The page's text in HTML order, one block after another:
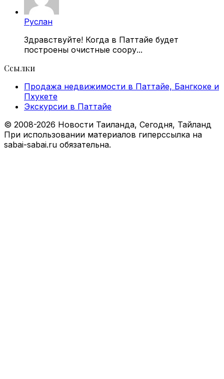
Руслан
Здравствуйте! Когда в Паттайе будет
построены очистные соору...
Ссылки
Продажа недвижимости в Паттайе, Бангкоке и
Пхукете
Экскурсии в Паттайе
© 2008-2026 Новости Таиланда, Сегодня, Тайланд
При использовании материалов гиперссылка на
sabai-sabai.ru обязательна.